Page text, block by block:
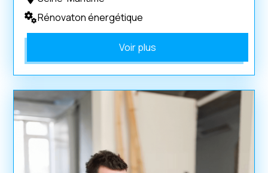
Rénovaton énergétique
Voir plus